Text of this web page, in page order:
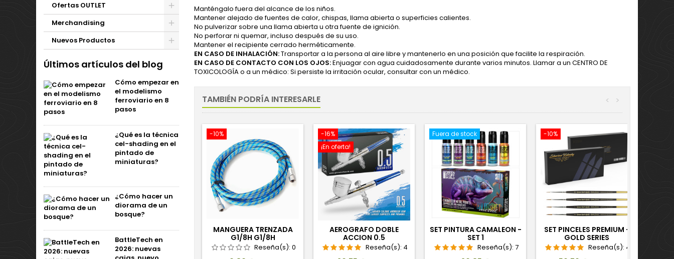
Ofertas OUTLET
Merchandising
Nuevos Productos
Últimos artículos del blog
Cómo empezar en
el modelismo
ferroviario en 8
pasos
¿Qué es la técnica
cel-shading en el
pintado de
miniaturas?
¿Cómo hacer un
diorama de un
bosque?
BattleTech en
2026: nuevas
Manténgalo fuera del alcance de los niños.
Mantener alejado de fuentes de calor, chispas, llama abierta o superficies calientes.
No pulverizar sobre una llama abierta u otra fuente de ignición.
No perforar ni quemar, incluso después de su uso.
Mantener el recipiente cerrado herméticamente.
EN CASO DE INHALACIÓN:Transportar a la persona al aire libre y mantenerlo en una posición que facilite la respiración.
EN CASO DE CONTACTO CON LOS OJOS:Enjuagar con agua cuidadosamente durante varios minutos. Llamar a un CENTRO DE
TOXICOLOGÍA o a un médico: Si persiste la irritación ocular, consultar con un médico.
TAMBIÉN PODRÍA INTERESARLE >
<
-10%
MANGUERA TRENZADA
G1/8H G1/8H
Reseña(s): 0
-16%
¡En oferta!
AEROGRAFO DOBLE
ACCION 0.5
Reseña(s): 4
Fuera de stock
SET PINTURA CAMALEON -
SET 1
Reseña(s): 7
-10%
SET PINCELES PREMIUM -
GOLD SERIES
Reseña(s): 4